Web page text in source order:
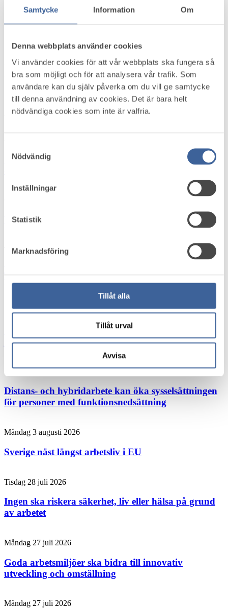
Samtycke Information Om
Denna webbplats använder cookies
Vi använder cookies för att vår webbplats ska fungera så
bra som möjligt och för att analysera vår trafik. Som
användare kan du själv påverka om du vill ge samtycke
till denna användning av cookies. Det är bara helt
nödvändiga cookies som inte är valfria.
Nödvändig
Inställningar
Statistik
Marknadsföring
Tillåt alla
Tillåt urval
Avvisa
Så hälsosam är en vit månad
Måndag 8 september 2025
Källa: Kollega
Blir det lätt ett glas för mycket? Lite för ofta? Gör drickandet att du
ibland känner dig trött och seg på jobbet? Då kan det vara läge för
en alkoholpaus. Läs mer
Höststart i arbetsmiljö­arbetet – skapa struktur,
Var med och forma framtidens arbetsmiljöstandard
Tisdag 4 augusti 2026
forskning från Umeå
Måndag 3 augusti 2026
Forskaren: Den här chefsvanan kan rädda liv på
jobbet
Måndag 3 augusti 2026
Distans- och hybridarbete kan öka sysselsättningen
för personer med funktionsnedsättning
Måndag 3 augusti 2026
Sverige näst längst arbetsliv i EU
Tisdag 28 juli 2026
Ingen ska riskera säkerhet, liv eller hälsa på grund
av arbetet
Måndag 27 juli 2026
Goda arbetsmiljöer ska bidra till innovativ
utveckling och omställning
Måndag 27 juli 2026